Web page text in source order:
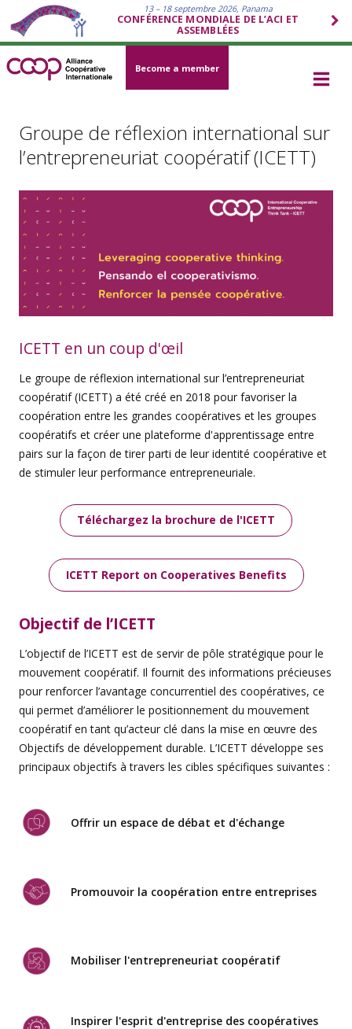
13 – 18 septembre 2026, Panama
CONFÉRENCE MONDIALE DE L’ACI ET
ASSEMBLÉES
Become a member
Groupe de réflexion international sur
l’entrepreneuriat coopératif (ICETT)
ICETT en un coup d'œil
Le groupe de réflexion international sur l’entrepreneuriat
coopératif (ICETT) a été créé en 2018 pour favoriser la
coopération entre les grandes coopératives et les groupes
coopératifs et créer une plateforme d'apprentissage entre
pairs sur la façon de tirer parti de leur identité coopérative et
de stimuler leur performance entrepreneuriale.
Téléchargez la brochure de l'ICETT
ICETT Report on Cooperatives Benefits
Objectif de l’ICETT
L’objectif de l’ICETT est de servir de pôle stratégique pour le
mouvement coopératif. Il fournit des informations précieuses
pour renforcer l’avantage concurrentiel des coopératives, ce
qui permet d’améliorer le positionnement du mouvement
coopératif en tant qu’acteur clé dans la mise en œuvre des
Objectifs de développement durable. L’ICETT développe ses
principaux objectifs à travers les cibles spécifiques suivantes :
Offrir un espace de débat et d'échange
Promouvoir la coopération entre entreprises
Mobiliser l'entrepreneuriat coopératif
Inspirer l'esprit d'entreprise des coopératives